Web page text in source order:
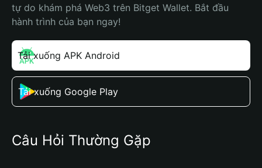
tự do khám phá Web3 trên Bitget Wallet. Bắt đầu
hành trình của bạn ngay!
Tải xuống APK Android
Tải xuống Google Play
Câu Hỏi Thường Gặp